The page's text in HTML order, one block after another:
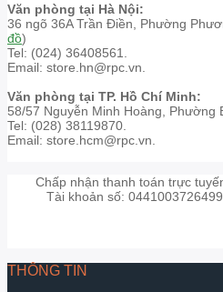
Văn phòng tại Hà Nội:
36 ngõ 36A Trần Điền, Phường
đồ)
Tel: (024) 36408561.
Email: store.hn@rpc.vn.
Văn phòng tại TP. Hồ Chí Minh:
58/57 Nguyễn Minh Hoàng, Phường
Tel: (028) 38119870.
Email: store.hcm@rpc.vn.
Chấp nhận thanh toán trực
Tài khoản số:
THÔNG TIN